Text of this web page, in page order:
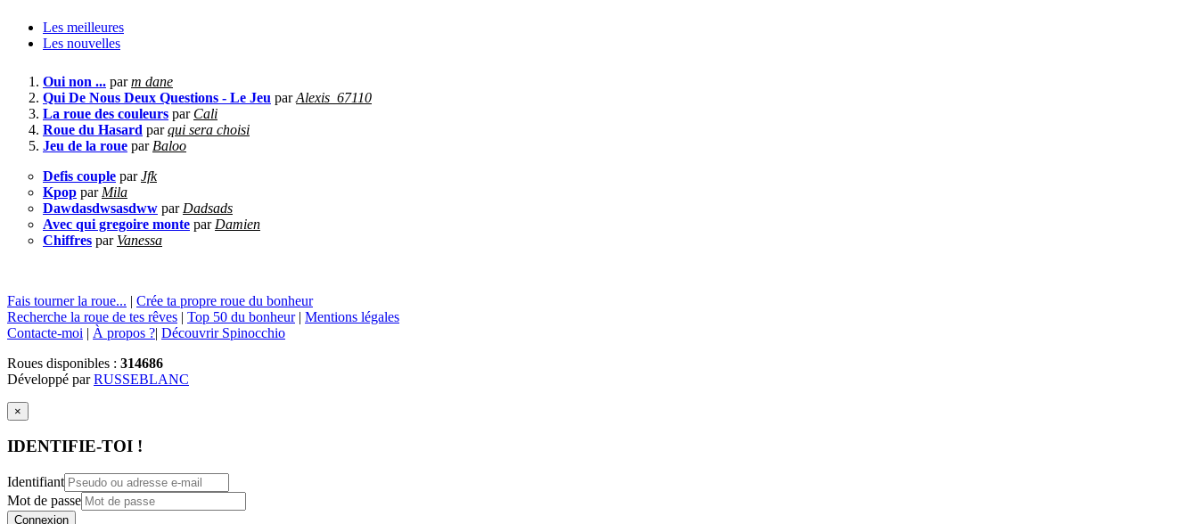
Les meilleures
Les nouvelles
Oui non ... parm dane
Qui De Nous Deux Questions - Le Jeu parAlexis_67110
La roue des couleurs par Cali
Roue du Hasard parqui sera choisi
Jeu de la roue par Baloo
Defis couple parJfk
Kpop par Mila
Dawdasdwsasdww par Dadsads
Avec qui gregoire monte par Damien
Chiffres par Vanessa
Fais tourner la roue... | Crée ta propre roue du bonheur
Recherche la roue de tes rêves | Top 50 du bonheur| Mentions légales
Contacte-moi | À propos ?| Découvrir Spinocchio
Roues disponibles : 314686
Développé parRUSSEBLANC
×
IDENTIFIE-TOI !
Identifiant
Mot de passe
Connexion